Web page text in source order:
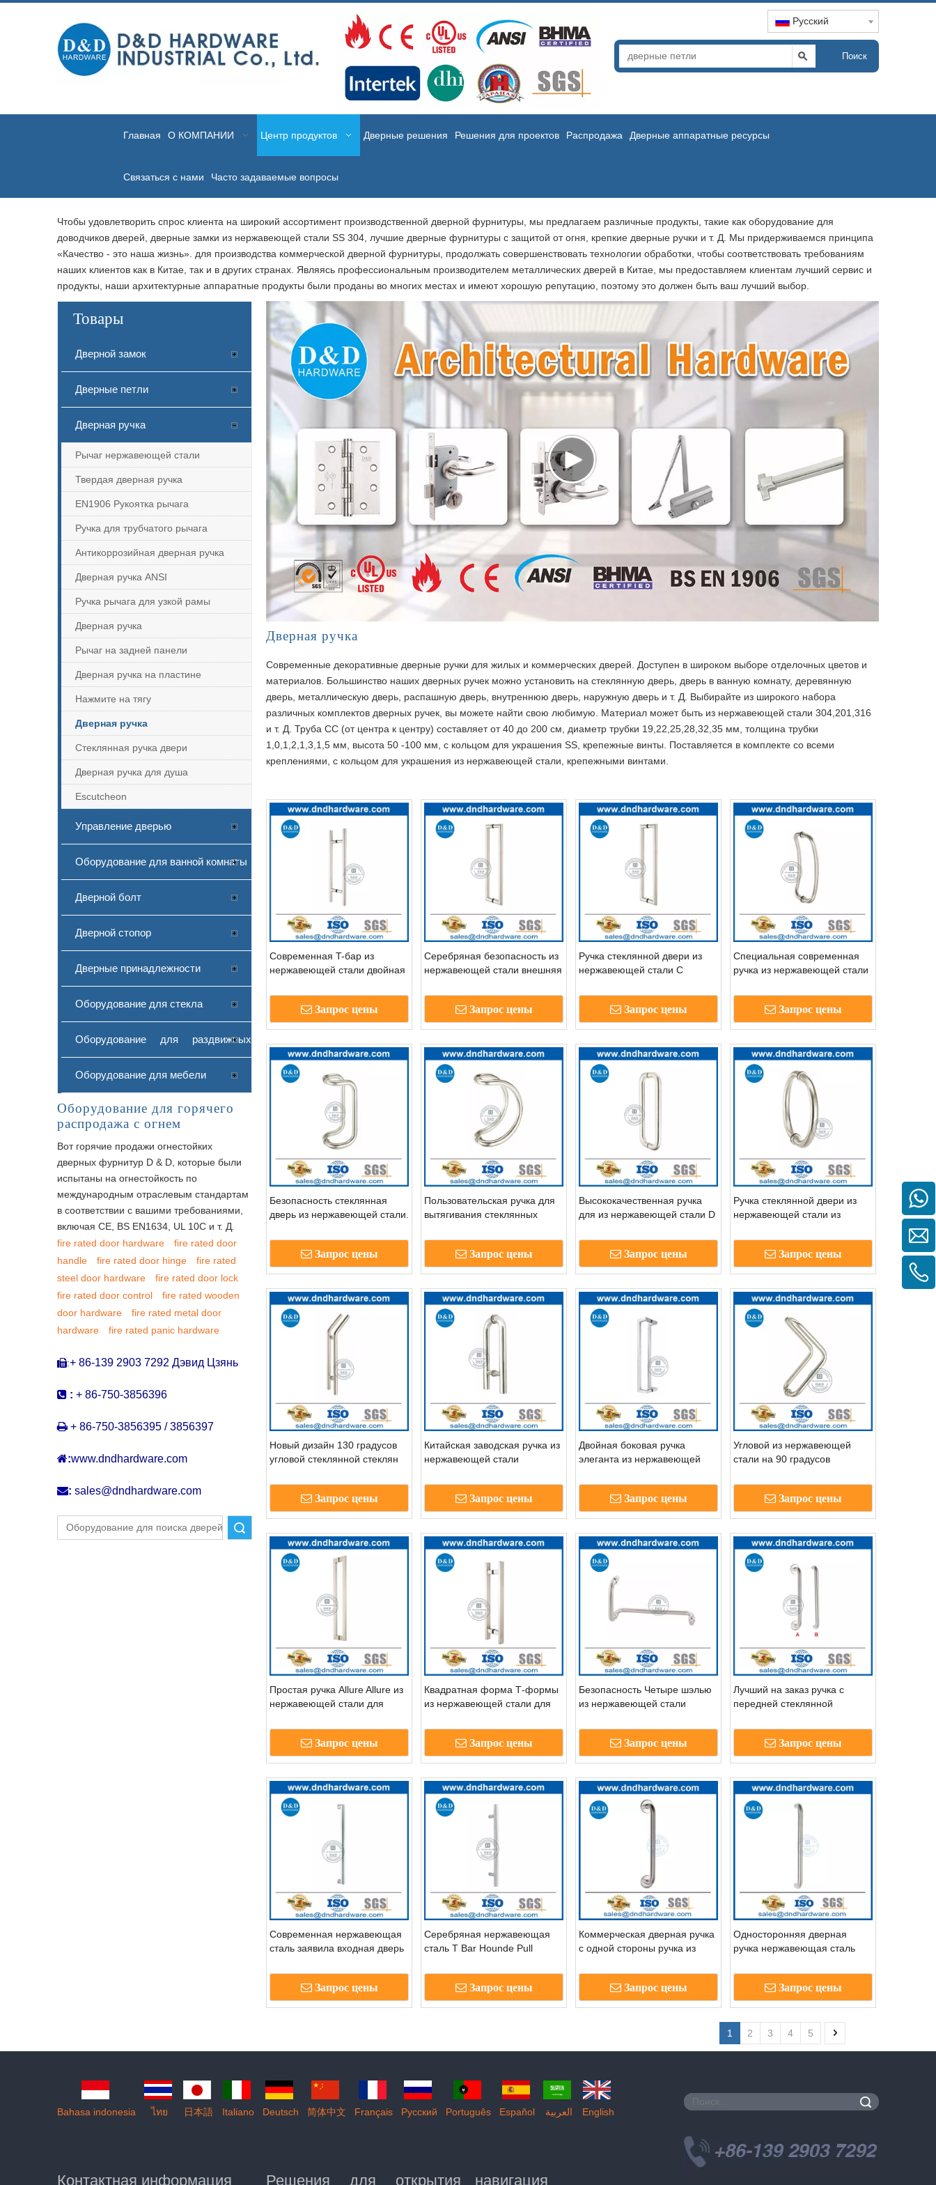
Pусский
Поиск
Главная О КОМПАНИИ Центр продуктов Дверные решения Решения для проектов Распродажа Дверные аппаратные ресурсы
Связаться с нами Часто задаваемые вопросы
Чтобы удовлетворить спрос клиента на широкий ассортимент производственной дверной фурнитуры, мы предлагаем различные продукты, такие как оборудование для
доводчиков дверей, дверные замки из нержавеющей стали SS 304, лучшие дверные фурнитуры с защитой от огня, крепкие дверные ручки и т. Д. Мы придерживаемся принципа
«Качество - это наша жизнь». для производства коммерческой дверной фурнитуры, продолжать совершенствовать технологии обработки, чтобы соответствовать требованиям
наших клиентов как в Китае, так и в других странах. Являясь профессиональным производителем металлических дверей в Китае, мы предоставляем клиентам лучший сервис и
продукты, наши архитектурные аппаратные продукты были проданы во многих местах и ​​имеют хорошую репутацию, поэтому это должен быть ваш лучший выбор.
Товары
Дверной замок
Дверные петли
Дверная ручка
Рычаг нержавеющей стали
Твердая дверная ручка
EN1906 Рукоятка рычага
Ручка для трубчатого рычага
Антикоррозийная дверная ручка
Дверная ручка ANSI
Ручка рычага для узкой рамы
Дверная ручка
Рычаг на задней панели
Дверная ручка на пластине
Нажмите на тягу
Дверная ручка
Стеклянная ручка двери
Дверная ручка для душа
Escutcheon
Управление дверью
Оборудование для ванной комнаты
Дверной болт
Дверной стопор
Дверные принадлежности
Оборудование для стекла
Оборудование для раздвижных
дверей
Оборудование для мебели
Оборудование для горячего
распродажа с огнем
Вот горячие продажи огнестойких
дверных фурнитур D & D, которые были
испытаны на огнестойкость по
международным отраслевым стандартам
в соответствии с вашими требованиями,
включая CE, BS EN1634, UL 10C и т. Д.
fire rated door hardware
fire rated door
handle
fire rated door hinge
fire rated
steel door hardware
fire rated door lock
fire rated door control
fire rated wooden
door hardware
fire rated metal door
hardware
fire rated panic hardware
:+ 86-139 2903 7292 Дэвид Цзянь
 : + 86-750-3856396
 + 86-750-3856395 / 3856397
:www.dndhardware.com
: sales@dndhardware.com
Поиск
Дверная ручка
Современные декоративные дверные ручки для жилых и коммерческих дверей. Доступен в широком выборе отделочных цветов и
материалов. Большинство наших дверных ручек можно установить на стеклянную дверь, дверь в ванную комнату, деревянную
дверь, металлическую дверь, распашную дверь, внутреннюю дверь, наружную дверь и т. Д. Выбирайте из широкого набора
различных комплектов дверных ручек, вы можете найти свою любимую. Материал может быть из нержавеющей стали 304,201,316
и т. Д. Труба CC (от центра к центру) составляет от 40 до 200 см, диаметр трубки 19,22,25,28,32,35 мм, толщина трубки
1,0,1,2,1,3,1,5 мм, высота 50 -100 мм, с кольцом для украшения SS, крепежные винты. Поставляется в комплекте со всеми
креплениями, с кольцом для украшения из нержавеющей стали, крепежными винтами.
Современная T-бар из
нержавеющей стали двойная
DDPH001
Запрос цены
Серебряная безопасность из
нержавеющей стали внешняя
ручка-ddph002
Запрос цены
Ручка стеклянной двери из
нержавеющей стали C
Запрос цены
Специальная современная
ручка из нержавеющей стали
ддфл.
Запрос цены
Безопасность стеклянная
дверь из нержавеющей стали.
Запрос цены
Пользовательская ручка для
вытягивания стеклянных
стали DDPH006
Запрос цены
Высококачественная ручка
для из нержавеющей стали D
DDPH007
Запрос цены
Ручка стеклянной двери из
нержавеющей стали из
Запрос цены
Новый дизайн 130 градусов
угловой стеклянной стеклян
Запрос цены
Китайская заводская ручка из
нержавеющей стали
-DDPH010
Запрос цены
Двойная боковая ручка
элеганта из нержавеющей
стеклянной двери-DDPH011
Запрос цены
Угловой из нержавеющей
стали на 90 градусов
серебряный ручка дверной
двери DDPH012Запрос цены
Простая ручка Allure Allure из
нержавеющей стали для
дверные
Запрос цены
Квадратная форма Т-формы
из нержавеющей стали для
дверные дверные дверные
дверные дверьЗапрос цены
Безопасность Четыре шэлью
из нержавеющей стали
комнаты DDPH018
Запрос цены
Лучший на заказ ручка с
передней стеклянной
нержавеющей стали из
нержавеющей стали
DDPH019
Запрос цены
Современная нержавеющая
сталь заявила входная дверь
Запрос цены
Серебряная нержавеющая
сталь T Bar Hounde Pull
стеклянной двери-DDPH021
Запрос цены
Коммерческая дверная ручка
с одной стороны ручка из
двери-DDPH019
Запрос цены
Односторонняя дверная
ручка нержавеющая сталь
Запрос цены
1 2 3 4 5
Bahasa indonesia ไทย 日本語 Italiano Deutsch 简体中文 Français Pусский Português Español العربية English
Контактная информация Решения для открытия навигация